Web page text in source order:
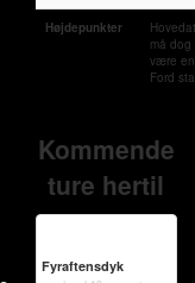
Højdepunkter
må dog
være
Ford
Kommende
ture hertil
Fyraftensdyk